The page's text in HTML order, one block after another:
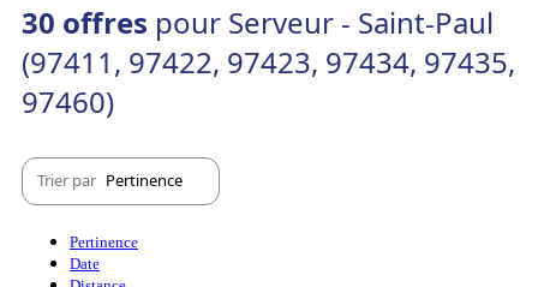
30 offres pour Serveur - Saint-Paul
(97411, 97422, 97423, 97434, 97435,
97460)
Trier par Pertinence
Pertinence
Date